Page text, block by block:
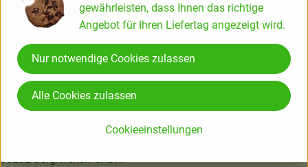
Herkunft
Deutschland
Amperhof Ökokiste GmbH & Co. KG
85232 Bergkirchen-GADA
gewährleisten, dass Ihnen das richtige
Angebot für Ihren Liefertag angezeigt wird.
Cookieeinstellungen
Nur notwendige Cookies zulassen
Alle Cookies zulassen